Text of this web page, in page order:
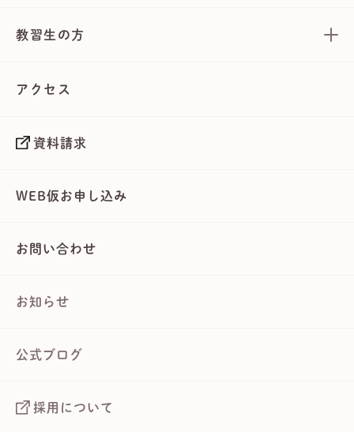
教習生の方
アクセス
資料請求
WEB仮お申し込み
お問い合わせ
お知らせ
公式ブログ
採用について